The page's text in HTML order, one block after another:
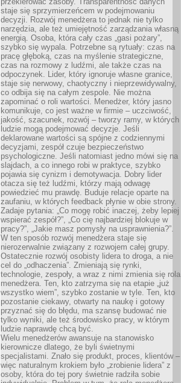
staje się sprzymierzeńcem w podejmowaniu
decyzji. Rozwój menedżera to jednak nie tylko
narzędzia, ale też umiejętność zarządzania własną
energią. Osoba, która cały czas „gasi pożary”,
szybko się wypala. Potrzebne są rytuały: czas na
pracę głęboką, czas na myślenie strategiczne,
czas na rozmowy z ludźmi, ale także czas na
odpoczynek. Lider, który ignoruje własne granice,
staje się nerwowy, chaotyczny i nieprzewidywalny,
co odbija się na całym zespole. Nie można
zapominać o roli wartości. Menedżer, który jasno
komunikuje, co jest ważne w firmie – uczciwość,
jakość, szacunek, rozwój – tworzy ramy, w których
ludzie mogą podejmować decyzje. Jeśli
deklarowane wartości są spójne z codziennymi
decyzjami, zespół czuje bezpieczeństwo
psychologiczne. Jeśli natomiast jedno mówi się na
slajdach, a co innego robi w praktyce, szybko
pojawia się cynizm i demotywacja. Dobry lider
otacza się też ludźmi, którzy mają odwagę
powiedzieć mu prawdę. Buduje relacje oparte na
zaufaniu, w których feedback płynie w obie strony.
Zadaje pytania: „Co mogę robić inaczej, żeby lepiej
wspierać zespół?”, „Co cię najbardziej blokuje w
pracy?”, „Jakie masz pomysły na usprawnienia?”.
W ten sposób rozwój menedżera staje się
nierozerwalnie związany z rozwojem całej grupy.
Ostatecznie rozwój osobisty lidera to droga, a nie
cel do „odhaczenia”. Zmieniają się rynki,
technologie, zespoły, a wraz z nimi zmienia się rola
menedżera. Ten, kto zatrzyma się na etapie „już
wszystko wiem”, szybko zostanie w tyle. Ten, kto
pozostanie ciekawy, otwarty na naukę i gotowy
przyznać się do błędu, ma szansę budować nie
tylko wyniki, ale też środowisko pracy, w którym
ludzie naprawdę chcą być.
Wielu menedżerów awansuje na stanowisko
kierownicze dlatego, że byli świetnymi
specjalistami. Znało się produkt, proces, klientów –
więc naturalnym krokiem było „zrobienie lidera” z
osoby, która do tej pory świetnie radziła sobie